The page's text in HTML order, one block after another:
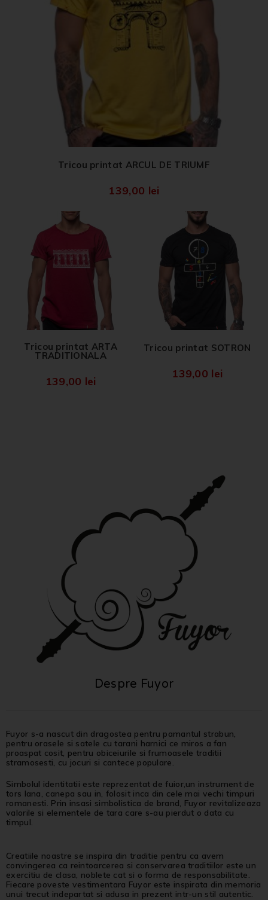
Tricou printat ARCUL DE TRIUMF
139,00 lei
Tricou printat ARTA
TRADITIONALA
139,00 lei
Tricou printat SOTRON
139,00 lei
Despre Fuyor
Fuyor s-a nascut din dragostea pentru pamantul strabun,
pentru orasele si satele cu tarani harnici ce miros a fan
proaspat cosit, pentru obiceiurile si frumoasele traditii
stramosesti, cu jocuri si cantece populare.
Simbolul identitatii este reprezentat de fuior,un instrument de
tors lana, canepa sau in, folosit inca din cele mai vechi timpuri
romanesti. Prin insasi simbolistica de brand, Fuyor revitalizeaza
valorile si elementele de tara care s-au pierdut o data cu
timpul.
Creatiile noastre se inspira din traditie pentru ca avem
convingerea ca reintoarcerea si conservarea traditiilor este un
exercitiu de clasa, noblete cat si o forma de responsabilitate.
Fiecare poveste vestimentara Fuyor este inspirata din memoria
unui trecut indepartat si adusa in prezent intr-un stil autentic.